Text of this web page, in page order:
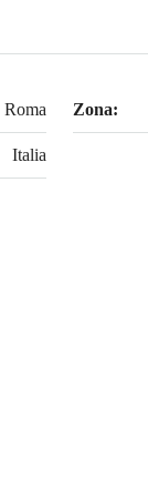
Roma Zona:
Italia